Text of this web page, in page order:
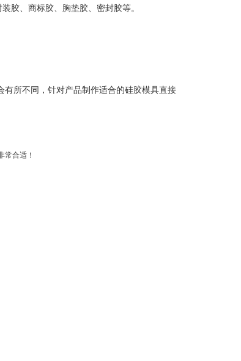
胶、商标胶、胸垫胶、密封胶等。
有所不同，针对产品制作适合的硅胶模具直接
常合适！